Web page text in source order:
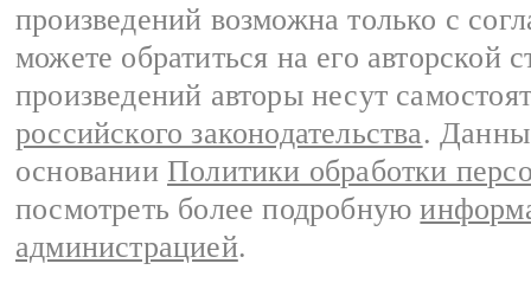
произведений возможна только с
можете обратиться на его авторской
произведений авторы несут
российского законодательства.
основании Политики обработки
посмотреть более подробную
администрацией.